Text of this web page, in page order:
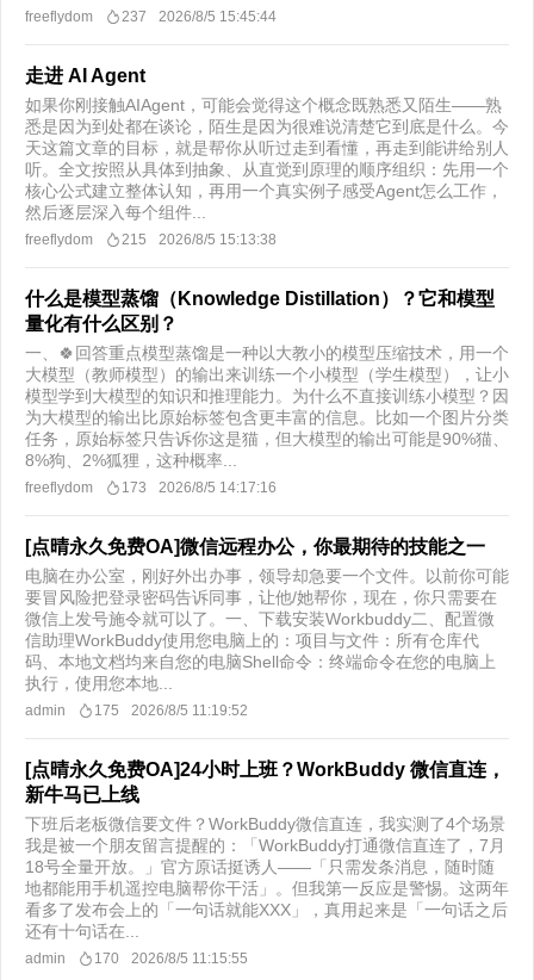
freeflydom 237 2026/8/5 15:45:44
走进 AI Agent
如果你刚接触AIAgent，可能会觉得这个概念既熟悉又陌生——熟
悉是因为到处都在谈论，陌生是因为很难说清楚它到底是什么。今
天这篇文章的目标，就是帮你从听过走到看懂，再走到能讲给别人
听。全文按照从具体到抽象、从直觉到原理的顺序组织：先用一个
核心公式建立整体认知，再用一个真实例子感受Agent怎么工作，
然后逐层深入每个组件...
freeflydom 215 2026/8/5 15:13:38
什么是模型蒸馏（Knowledge Distillation）？它和模型
量化有什么区别？
一、🍀回答重点模型蒸馏是一种以大教小的模型压缩技术，用一个
大模型（教师模型）的输出来训练一个小模型（学生模型），让小
模型学到大模型的知识和推理能力。为什么不直接训练小模型？因
为大模型的输出比原始标签包含更丰富的信息。比如一个图片分类
任务，原始标签只告诉你这是猫，但大模型的输出可能是90%猫、
8%狗、2%狐狸，这种概率...
freeflydom 173 2026/8/5 14:17:16
[点晴永久免费OA]微信远程办公，你最期待的技能之一
电脑在办公室，刚好外出办事，领导却急要一个文件。以前你可能
要冒风险把登录密码告诉同事，让他/她帮你，现在，你只需要在
微信上发号施令就可以了。一、下载安装Workbuddy二、配置微
信助理WorkBuddy使用您电脑上的：项目与文件：所有仓库代
码、本地文档均来自您的电脑Shell命令：终端命令在您的电脑上
执行，使用您本地...
admin 175 2026/8/5 11:19:52
[点晴永久免费OA]24小时上班？WorkBuddy 微信直连，
新牛马已上线
下班后老板微信要文件？WorkBuddy微信直连，我实测了4个场景
我是被一个朋友留言提醒的：「WorkBuddy打通微信直连了，7月
18号全量开放。」官方原话挺诱人——「只需发条消息，随时随
地都能用手机遥控电脑帮你干活」。但我第一反应是警惕。这两年
看多了发布会上的「一句话就能XXX」，真用起来是「一句话之后
还有十句话在...
admin 170 2026/8/5 11:15:55